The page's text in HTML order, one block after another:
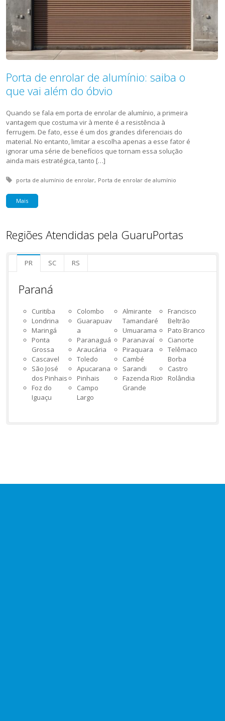
Porta de enrolar de alumínio: saiba o
que vai além do óbvio
Quando se fala em porta de enrolar de alumínio, a primeira
vantagem que costuma vir à mente é a resistência à
ferrugem. De fato, esse é um dos grandes diferenciais do
material. No entanto, limitar a escolha apenas a esse fator é
ignorar uma série de benefícios que tornam essa solução
ainda mais estratégica, tanto […]
Tagged with:
porta de alumínio de enrolar Porta de enrolar de alumínio
Mais
Regiões Atendidas pela GuaruPortas
PR SC RS
Paraná
Curitiba
Londrina
Maringá
Ponta
Grossa
Cascavel
São José
dos Pinhais
Foz do
Iguaçu
Colombo
Guarapuav
a
Paranaguá
Araucária
Toledo
Apucarana
Pinhais
Campo
Largo
Almirante
Tamandaré
Umuarama
Paranavaí
Piraquara
Cambé
Sarandi
Fazenda Rio
Grande
Francisco
Beltrão
Pato Branco
Cianorte
Telêmaco
Borba
Castro
Rolândia